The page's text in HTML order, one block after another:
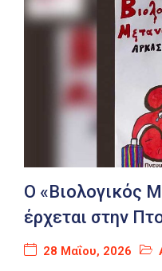
Ο «Βιολογικός
έρχεται στην
28 Μαΐου, 2026